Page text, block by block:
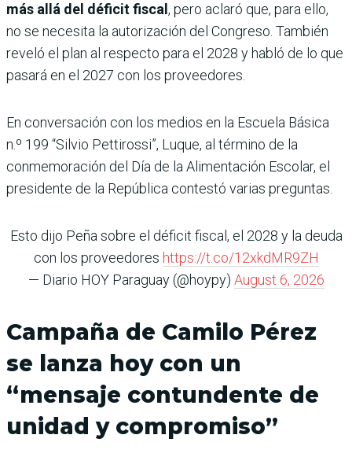
más allá del déficit fiscal , pero aclaró que, para ello,
no se necesita la autorización del Congreso. También
reveló el plan al respecto para el 2028 y habló de lo que
pasará en el 2027 con los proveedores.
En conversación con los medios en la Escuela Básica
n.º 199 “Silvio Pettirossi”, Luque, al término de la
conmemoración del Día de la Alimentación Escolar, el
presidente de la República contestó varias preguntas.
Esto dijo Peña sobre el déficit fiscal, el 2028 y la deuda
con los proveedores https://t.co/12xkdMR9ZH
— Diario HOY Paraguay (@hoypy) August 6, 2026
Campaña de Camilo Pérez
se lanza hoy con un
“mensaje contundente de
unidad y compromiso”